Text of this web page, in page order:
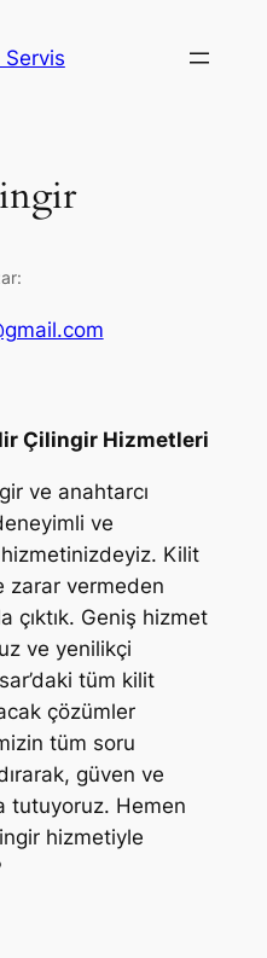
Çilingir Hizmetleri
ve anahtarcı
ve
Kilit
zarar vermeden
çıktık. Geniş hizmet
ve yenilikçi
tüm kilit
çözümler
tüm soru
güven ve
tutuyoruz. Hemen
hizmetiyle